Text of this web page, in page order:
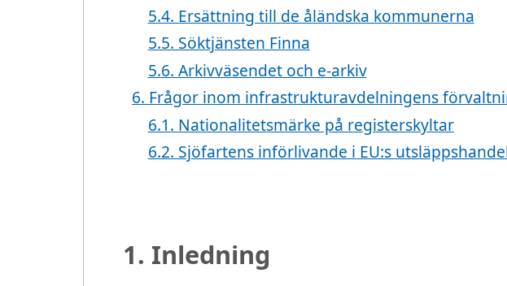
5.4. Ersättning till de åländska kommunerna
5.5. Söktjänsten Finna
5.6. Arkivväsendet och e-arkiv
6. Frågor inom infrastrukturavdelningens
6.1. Nationalitetsmärke på registerskyltar
6.2. Sjöfartens införlivande i EU:s
1. Inledning